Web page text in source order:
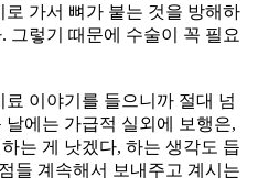
가서 뼈가 붙는 것을 방해하
그렇기 때문에 수술이 꼭 필요
이야기를 들으니까 절대 넘
에는 가급적 실외에 보행은,
는 게 낫겠다, 하는 생각도 듭
들 계속해서 보내주고 계시는